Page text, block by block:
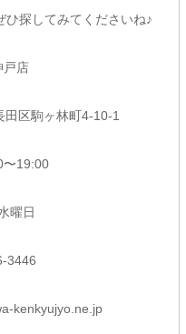
探してみてくださいね♪
店
区駒ヶ林町4-10-1
19:00
曜日
3446
kenkyujyo.ne.jp